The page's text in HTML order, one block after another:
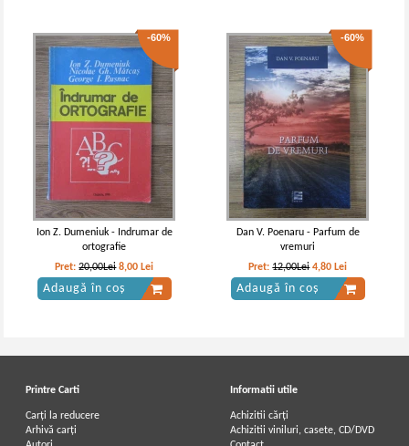
-60%
Ion Z. Dumeniuk - Indrumar de
ortografie
Pret:20,00Lei 8,00 Lei
Adaugă în coș
-60%
Dan V. Poenaru - Parfum de
vremuri
Pret:12,00Lei 4,80 Lei
Adaugă în coș
Printre Carti
Carți la reducere
Arhivă carți
Informatii utile
Achizitii cărți
Achizitii viniluri, casete, CD/DVD